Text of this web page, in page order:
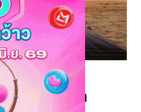
กกลอย พังงา